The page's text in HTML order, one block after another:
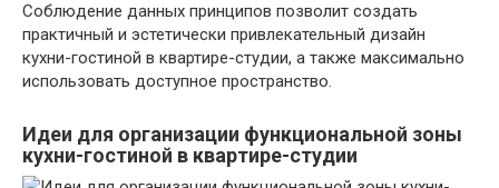
Соблюдение данных принципов позволит создать
практичный и эстетически привлекательный дизайн
кухни-гостиной в квартире-студии, а также максимально
использовать доступное пространство.
Идеи для организации функциональной зоны
кухни-гостиной в квартире-студии